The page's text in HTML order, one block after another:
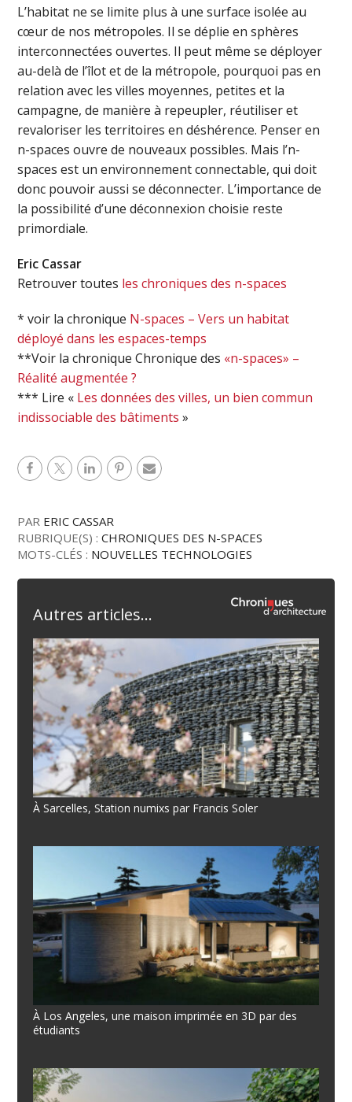
L’habitat ne se limite plus à une surface isolée au
cœur de nos métropoles. Il se déplie en sphères
interconnectées ouvertes. Il peut même se déployer
au-delà de l’îlot et de la métropole, pourquoi pas en
relation avec les villes moyennes, petites et la
campagne, de manière à repeupler, réutiliser et
revaloriser les territoires en déshérence. Penser en
n-spaces ouvre de nouveaux possibles. Mais l’n-
spaces est un environnement connectable, qui doit
donc pouvoir aussi se déconnecter. L’importance de
la possibilité d’une déconnexion choisie reste
primordiale.
Eric Cassar
Retrouver toutes les chroniques des n-spaces
* voir la chronique N-spaces – Vers un habitat
déployé dans les espaces-temps
**Voir la chronique Chronique des «n-spaces» –
Réalité augmentée ?
*** Lire « Les données des villes, un bien commun
indissociable des bâtiments »
PAR ERIC CASSAR
RUBRIQUE(S) :CHRONIQUES DES N-SPACES
MOTS-CLÉS : NOUVELLES TECHNOLOGIES
Autres articles...
À Sarcelles, Station numixs par Francis Soler
À Los Angeles, une maison imprimée en 3D par des
étudiants